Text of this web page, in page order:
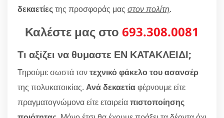
δεκαετίεςτης προσφοράς μας στον πολίτη.
Καλέστε μας στο 693.308.0081
Τι αξίζει να θυμαστε ΕΝ ΚΑΤΑΚΛΕΙΔΙ;
Τηρούμε σωστά τοντεχνικό φάκελο του ασανσέρ
της πολυκατοικίας. Ανά δεκαετίαφέρνουμε είτε
πραγματογνώμονα είτε εταιρείαπιστοποίησης